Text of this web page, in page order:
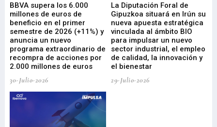
BBVA supera los 6.000
millones de euros de
beneficio en el primer
semestre de 2026 (+11%) y
anuncia un nuevo
programa extraordinario de
recompra de acciones por
2.000 millones de euros
30-Julio-2026
La Diputación Foral de
Gipuzkoa situará en Irún su
nueva apuesta estratégica
vinculada al ámbito BIO
para impulsar un nuevo
sector industrial, el empleo
de calidad, la innovación y
el bienestar
29-Julio-2026